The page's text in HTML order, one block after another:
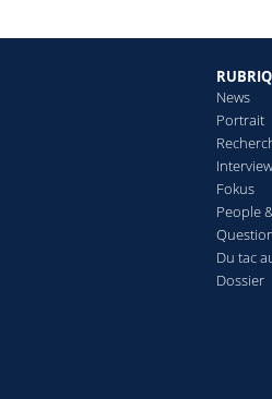
News
Portrait
Interview
Fokus
People
Du tac
Dossier